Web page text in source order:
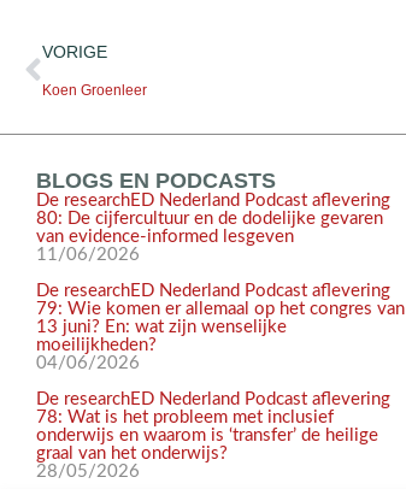
VORIGE
Koen Groenleer
BLOGS EN PODCASTS
De researchED Nederland Podcast aflevering
80: De cijfercultuur en de dodelijke gevaren
van evidence-informed lesgeven
11/06/2026
De researchED Nederland Podcast aflevering
79: Wie komen er allemaal op het congres van
13 juni? En: wat zijn wenselijke
moeilijkheden?
04/06/2026
De researchED Nederland Podcast aflevering
78: Wat is het probleem met inclusief
onderwijs en waarom is ‘transfer’ de heilige
graal van het onderwijs?
28/05/2026